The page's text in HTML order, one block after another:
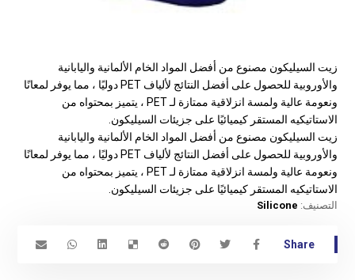
زيت السيليكون مصنوع من أفضل المواد الخام الألمانية واليابانية
والأوروبية للحصول على أفضل النتائج لألياف PET دوليًا ، مما يوفر لمعانًا
ونعومة عالية ولمسة انزلاقية ممتازة لـ PET ، يتميز بمحتواه من
الاستاتيكيه المستقر كيميائيًا على جزيئات السيليكون.
زيت السيليكون مصنوع من أفضل المواد الخام الألمانية واليابانية
والأوروبية للحصول على أفضل النتائج لألياف PET دوليًا ، مما يوفر لمعانًا
ونعومة عالية ولمسة انزلاقية ممتازة لـ PET ، يتميز بمحتواه من
الاستاتيكيه المستقر كيميائيًا على جزيئات السيليكون.
التصنيف: Silicone